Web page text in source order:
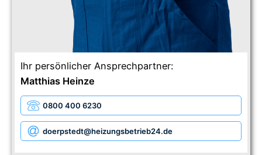
Ihr persönlicher Ansprechpartner:
Matthias Heinze
0800 400 6230
doerpstedt@heizungsbetrieb24.de